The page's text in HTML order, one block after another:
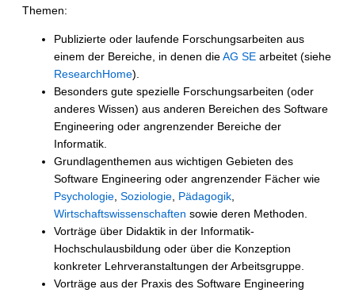
Themen:
Publizierte oder laufende Forschungsarbeiten aus
einem der Bereiche, in denen dieAG SE arbeitet (siehe
ResearchHome).
Besonders gute spezielle Forschungsarbeiten (oder
anderes Wissen) aus anderen Bereichen des Software
Engineering oder angrenzender Bereiche der
Informatik.
Grundlagenthemen aus wichtigen Gebieten des
Software Engineering oder angrenzender Fächer wie
Psychologie Soziologie Pädagogik
Wirtschaftswissenschaften sowie deren Methoden.
Vorträge über Didaktik in der Informatik-
Hochschulausbildung oder über die Konzeption
konkreter Lehrveranstaltungen der Arbeitsgruppe.
Vorträge aus der Praxis des Software Engineering